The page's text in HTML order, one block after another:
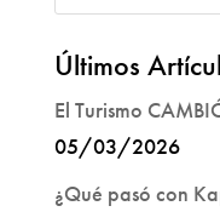
Últimos
El Turismo
05/03/2026
¿Qué pasó con